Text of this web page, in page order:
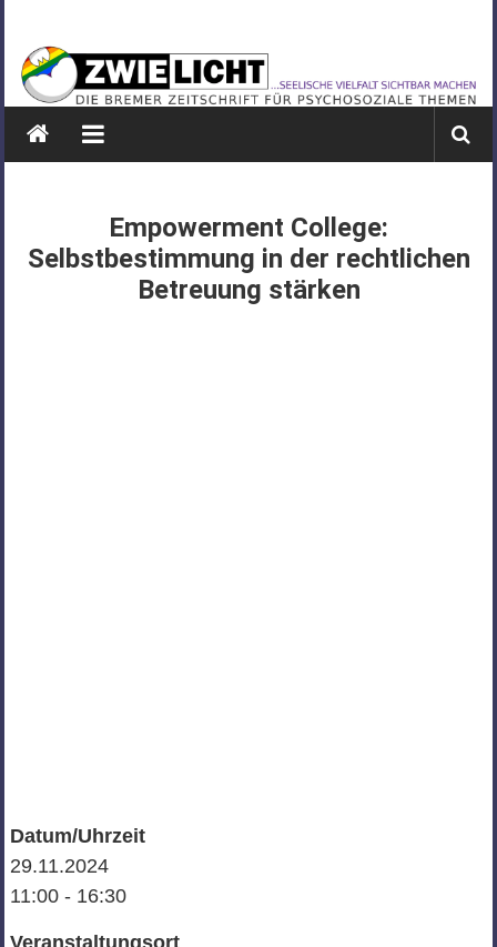
springen
ZWIELICHT
BREMEN
DIE
PSYCHOSOZIALE
THEMEN
Empowerment College:
Selbstbestimmung in der rechtlichen
Betreuung stärken
Datum/Uhrzeit
29.11.2024
11:00 - 16:30